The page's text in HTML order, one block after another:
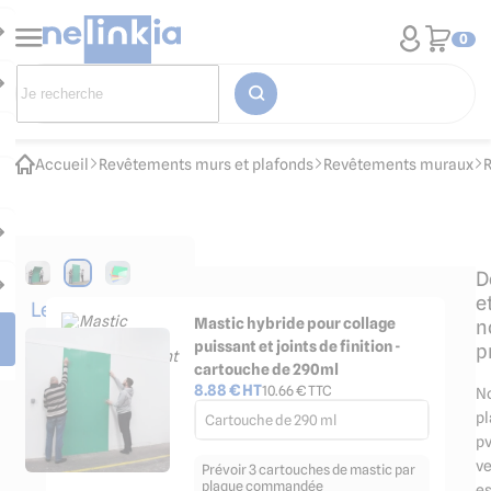
0
Accueil Revêtements murs et plafonds Revêtements muraux
Les
accessoires
indispensables
Mastic hybride pour collage
puissant et joints de finition -
cartouche de 290ml
8.88€ HT10.66€ TTC
Cartouche de 290 ml
Prévoir 3 cartouches de mastic par
plaque commandée